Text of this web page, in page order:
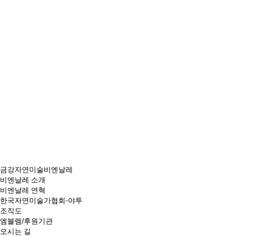
금강자연미술비엔날레
비엔날레 소개
비엔날레 연혁
한국자연미술가협회-야투
조직도
엠블렘/후원기관
오시는 길